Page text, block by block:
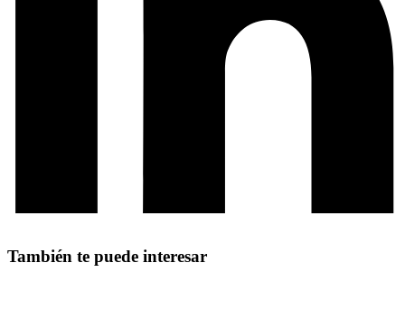
También te puede interesar